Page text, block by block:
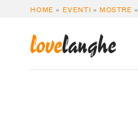
HOME » EVENTI » MOSTRE »
lovelanghe